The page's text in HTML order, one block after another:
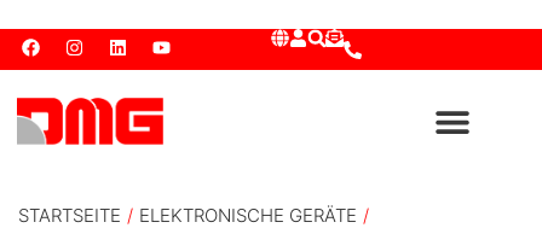
STARTSEITE / ELEKTRONISCHE GERÄTE /